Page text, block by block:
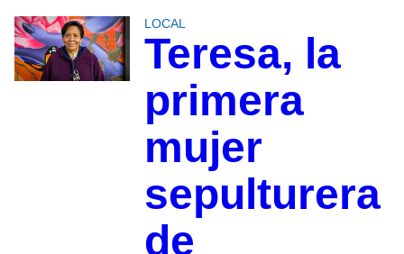
LOCAL
Teresa, la
primera
mujer
sepulturera
de